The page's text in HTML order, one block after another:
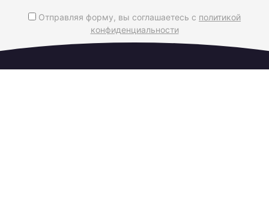
Отправляя форму, вы соглашаетесь с политикой
конфиденциальности